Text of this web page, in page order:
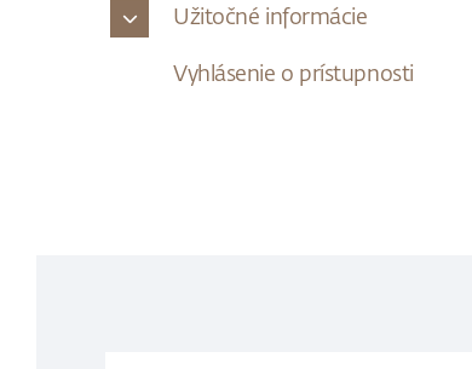
Užitočné informácie
Vyhlásenie o prístupnosti